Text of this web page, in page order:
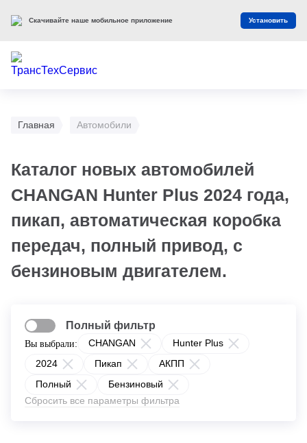
Главная Автомобили
Каталог новых автомобилей
CHANGAN Hunter Plus 2024 года,
пикап, автоматическая коробка
передач, полный привод, с
бензиновым двигателем.
Вы выбрали: CHANGAN
Hunter Plus
2024
Пикап
АКПП
Полный
Бензиновый
Сбросить все параметры фильтра
Полный фильтр
Скачивайте наше мобильное приложение Установить